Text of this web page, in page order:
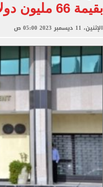
الكشف عن قصر محمد
الاتحاد التركي يمنح
بقيمة 66 مليون دولار
الإثنين، 11 ديسمبر 2023 05:00 ص